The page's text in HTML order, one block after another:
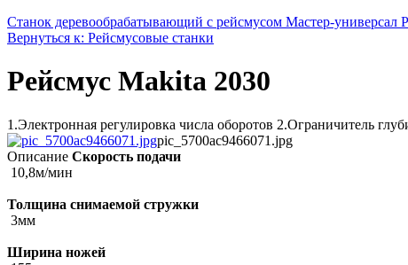
Станок деревообрабатывающий с рейсмусом Мастер-универсал
Вернуться к: Рейсмусовые станки
Рейсмус Makita 2030
1.Электронная регулировка числа оборотов 2.Ограничитель
pic_5700ac9466071.jpg
Описание Скорость подачи
10,8м/мин
Толщина снимаемой стружки
3мм
Ширина ножей